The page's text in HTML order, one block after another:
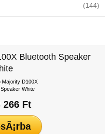
(144)
Bluetooth Speaker
266 Ft